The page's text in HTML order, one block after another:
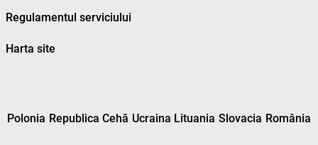
Regulamentul serviciului
Harta site
Polonia Republica Cehă Ucraina Lituania Slovacia România